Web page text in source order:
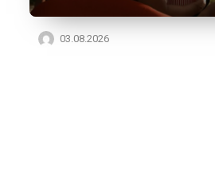
03.08.2026